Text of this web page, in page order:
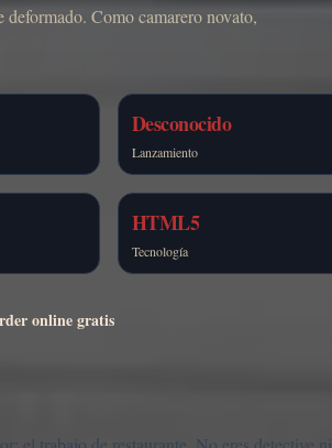
Como camarero novato,
Desconocido
Lanzamiento
HTML5
Tecnología
online gratis